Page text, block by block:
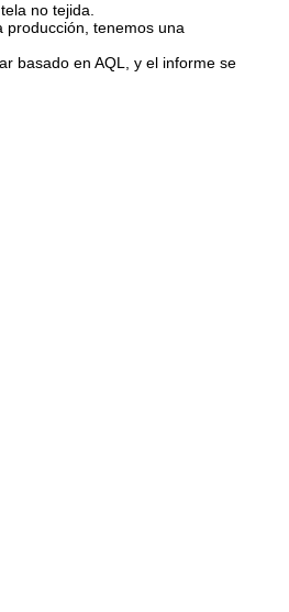
no tejida.
producción, tenemos una
basado en AQL, y el informe se